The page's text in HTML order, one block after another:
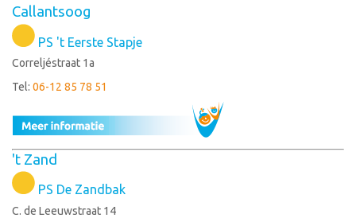
Callantsoog
PS 't Eerste Stapje
Correljéstraat 1a
Tel: 06-12 85 78 51
't Zand
PS De Zandbak
C. de Leeuwstraat 14